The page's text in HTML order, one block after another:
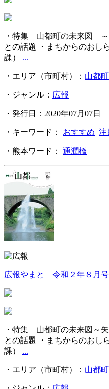
・特集 山都町の未来図 ～
との話題 ・まちからのおし
課） ...
・エリア（市町村）： 山都町
・ジャンル： 広報
・発行日：2020年07月07日
・キーワード： おすすめ 注
・熊本ワード： 通潤橋
広報やまと 令和２年８月
・特集 山都町の未来図～
との話題 ・まちからのおし
課） ...
・エリア（市町村）： 山都町